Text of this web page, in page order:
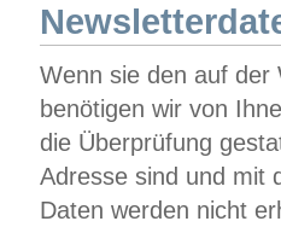
Wenn sie den auf der
benötigen wir von
die Überprüfung
Adresse sind und mit
Daten werden nicht